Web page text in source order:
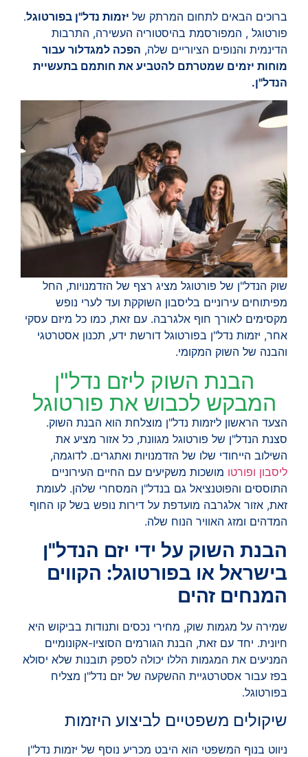
ברוכים הבאים לתחום המרתק של יזמות נדל"ן בפורטוגל.
פורטוגל , המפורסמת בהיסטוריה העשירה, התרבות
הדינמית והנופים הציוריים שלה, הפכה למגדלור עבור
מוחות יזמים שמטרתם להטביע את חותמם בתעשיית
הנדל"ן.
שוק הנדל"ן של פורטוגל מציג רצף של הזדמנויות, החל
מפיתוחים עירוניים בליסבון השוקקת ועד לערי נופש
מקסימים לאורך חוף אלגרבה. עם זאת, כמו כל מיזם עסקי
אחר, יזמות נדל"ן בפורטוגל דורשת ידע, תכנון אסטרטגי
והבנה של השוק המקומי.
הבנת השוק ליזם נדל"ן
המבקש לכבוש את פורטוגל
הצעד הראשון ליזמות נדל"ן מוצלחת הוא הבנת השוק.
סצנת הנדל"ן של פורטוגל מגוונת, כל אזור מציע את
השילוב הייחודי שלו של הזדמנויות ואתגרים. לדוגמה,
ליסבון ופורטו מושכות משקיעים עם החיים העירוניים
התוססים והפוטנציאל גם בנדל"ן המסחרי שלהן. לעומת
זאת, אזור אלגרבה מועדפת על דירות נופש בשל קו החוף
המדהים ומזג האוויר הנוח שלה.
הבנת השוק על ידי יזם הנדל"ן
בישראל או בפורטוגל: הקווים
המנחים זהים
שמירה על מגמות שוק, מחירי נכסים ותנודות בביקוש היא
חיונית. יחד עם זאת, הבנת הגורמים הסוציו-אקונומיים
המניעים את המגמות הללו יכולה לספק תובנות שלא יסולא
בפז עבור אסטרטגיית ההשקעה של יזם נדל"ן מצליח
בפורטוגל.
שיקולים משפטיים לביצוע היזמות
ניווט בנוף המשפטי הוא היבט מכריע נוסף של יזמות נדל"ן